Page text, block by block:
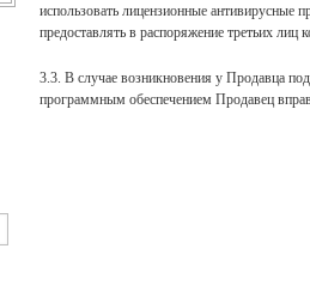
использовать лицензионные антивирусные
предоставлять в распоряжение третьих
3.3. В случае возникновения у Продавца
программным обеспечением Продавец